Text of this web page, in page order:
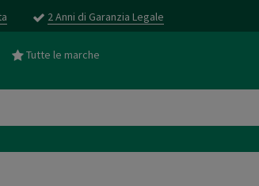
2 Anni di Garanzia Legale
Tutte le marche